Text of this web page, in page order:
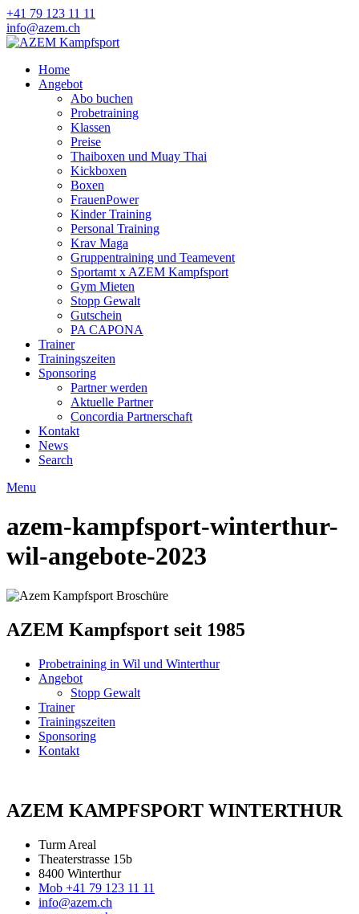
+41 79 123 11 11
info@azem.ch
Home
Angebot
Abo buchen
Probetraining
Klassen
Preise
Thaiboxen und Muay Thai
Kickboxen
Boxen
FrauenPower
Kinder Training
Personal Training
Krav Maga
Gruppentraining und Teamevent
Sportamt x AZEM Kampfsport
Gym Mieten
Stopp Gewalt
Gutschein
PA CAPONA
Trainer
Trainingszeiten
Sponsoring
Partner werden
Aktuelle Partner
Concordia Partnerschaft
Kontakt
News
Search
Menu
azem-kampfsport-winterthur-
wil-angebote-2023
AZEM Kampfsport seit 1985
Probetraining in Wil und Winterthur
Angebot
Stopp Gewalt
Trainer
Trainingszeiten
Sponsoring
Kontakt
AZEM KAMPFSPORT WINTERTHUR
Turm Areal
Theaterstrasse 15b
8400 Winterthur
Mob +41 79 123 11 11
info@azem.ch